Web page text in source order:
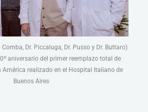
Comba, Dr. Piccaluga, Dr. Pusso y Dr. Buttaro)
aniversario del primer reemplazo total de
América realizado en el Hospital Italiano de
Buenos Aires